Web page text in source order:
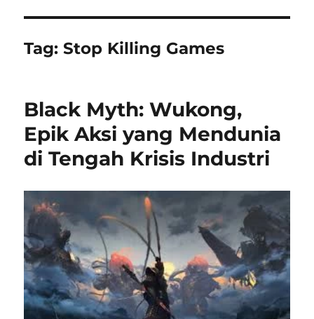
Tag:Stop Killing Games
Black Myth: Wukong,
Epik Aksi yang Mendunia
di Tengah Krisis Industri